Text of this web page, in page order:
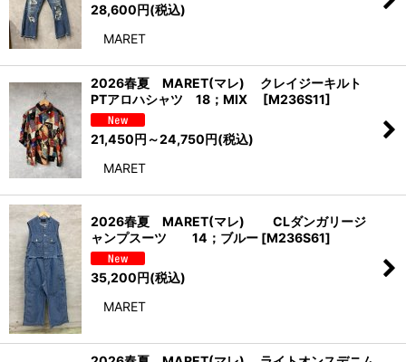
28,600円(税込)
MARET
2026春夏 MARET(マレ) クレイジーキルト
PTアロハシャツ 18；MIX
[M236S11]
21,450円 ～24,750円(税込)
MARET
2026春夏 MARET(マレ) CLダンガリージ
ャンプスーツ 14；ブルー [M236S61]
35,200円(税込)
MARET